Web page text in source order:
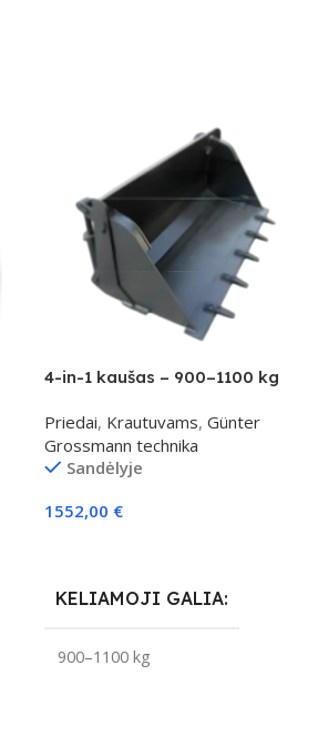
4-in-1 kaušas – 900–1100 kg
Priedai, Krautuvams, Günter
Grossmann technika
Sandėlyje
1552,00 €
KELIAMOJI GALIA
900–1100 kg